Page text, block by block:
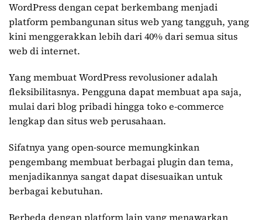
WordPress dengan cepat berkembang menjadi
platform pembangunan situs web yang tangguh, yang
kini menggerakkan lebih dari 40% dari semua situs
web di internet.
Yang membuat WordPress revolusioner adalah
fleksibilitasnya. Pengguna dapat membuat apa saja,
mulai dari blog pribadi hingga toko e-commerce
lengkap dan situs web perusahaan.
Sifatnya yang open-source memungkinkan
pengembang membuat berbagai plugin dan tema,
menjadikannya sangat dapat disesuaikan untuk
berbagai kebutuhan.
Berbeda dengan platform lain yang menawarkan